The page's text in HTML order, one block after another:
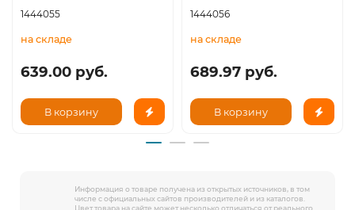
1444055
на складе
639.00 руб.
В корзину
1444056
на складе
689.97 руб.
В корзину
Информация о товаре получена из открытых источников, в том
числе с официальных сайтов производителей и из каталогов.
Цвет товара на сайте может несколько отличаться от реального